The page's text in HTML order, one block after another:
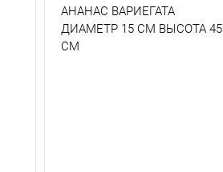
АНАНАС ВАРИЕГАТА
ДИАМЕТР 15 СМ ВЫСОТА 45
СМ